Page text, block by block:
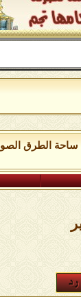
ساحة الطرق